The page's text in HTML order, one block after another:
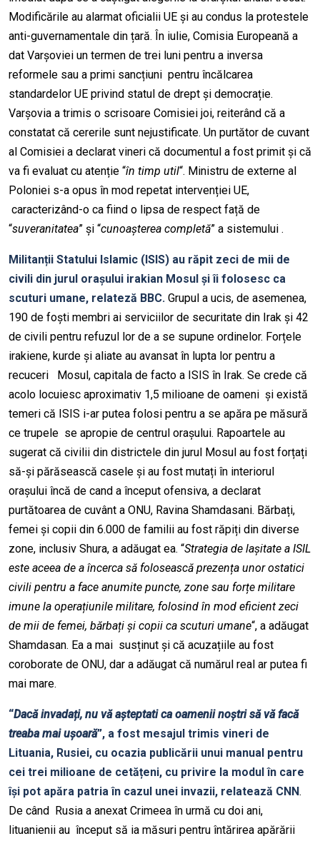
Modificările au alarmat oficialii UE și au condus la protestele
anti-guvernamentale din țară. În iulie, Comisia Europeană a
dat Varșoviei un termen de trei luni pentru a inversa
reformele sau a primi sancțiuni pentru încălcarea
standardelor UE privind statul de drept și democrație.
Varșovia a trimis o scrisoare Comisiei joi, reiterând că a
constatat că cererile sunt nejustificate. Un purtător de cuvant
al Comisiei a declarat vineri că documentul a fost primit și că
va fi evaluat cu atenție “în timp util“. Ministru de externe al
Poloniei s-a opus în mod repetat intervenției UE,
caracterizând-o ca fiind o lipsa de respect față de
“suveranitatea” și “cunoașterea completă” a sistemului .
Militanții Statului Islamic (ISIS) au răpit zeci de mii de
civili din jurul orașului irakian Mosul și îi folosesc ca
scuturi umane, relateză BBC. Grupul a ucis, de asemenea,
190 de foști membri ai serviciilor de securitate din Irak și 42
de civili pentru refuzul lor de a se supune ordinelor. Forțele
irakiene, kurde și aliate au avansat în lupta lor pentru a
recuceri Mosul, capitala de facto a ISIS în Irak. Se crede că
acolo locuiesc aproximativ 1,5 milioane de oameni și există
temeri că ISIS i-ar putea folosi pentru a se apăra pe măsură
ce trupele se apropie de centrul orașului. Rapoartele au
sugerat că civilii din districtele din jurul Mosul au fost forțați
să-și părăsească casele și au fost mutați în interiorul
orașului încă de cand a început ofensiva, a declarat
purtătoarea de cuvânt a ONU, Ravina Shamdasani. Bărbați,
femei și copii din 6.000 de familii au fost răpiți din diverse
zone, inclusiv Shura, a adăugat ea. “Strategia de lașitate a ISIL
este aceea de a încerca să folosească prezența unor ostatici
civili pentru a face anumite puncte, zone sau forțe militare
imune la operațiunile militare, folosind în mod eficient zeci
de mii de femei, bărbați și copii ca scuturi umane“, a adăugat
Shamdasan. Ea a mai susținut și că acuzațiile au fost
coroborate de ONU, dar a adăugat că numărul real ar putea fi
mai mare.
“Dacă invadați, nu vă așteptati ca oamenii noștri să vă facă
treaba mai ușoară”, a fost mesajul trimis vineri de
Lituania, Rusiei, cu ocazia publicării unui manual pentru
cei trei milioane de cetățeni, cu privire la modul în care
își pot apăra patria în cazul unei invazii, relatează CNN.
De când Rusia a anexat Crimeea în urmă cu doi ani,
lituanienii au început să ia măsuri pentru întărirea apărării